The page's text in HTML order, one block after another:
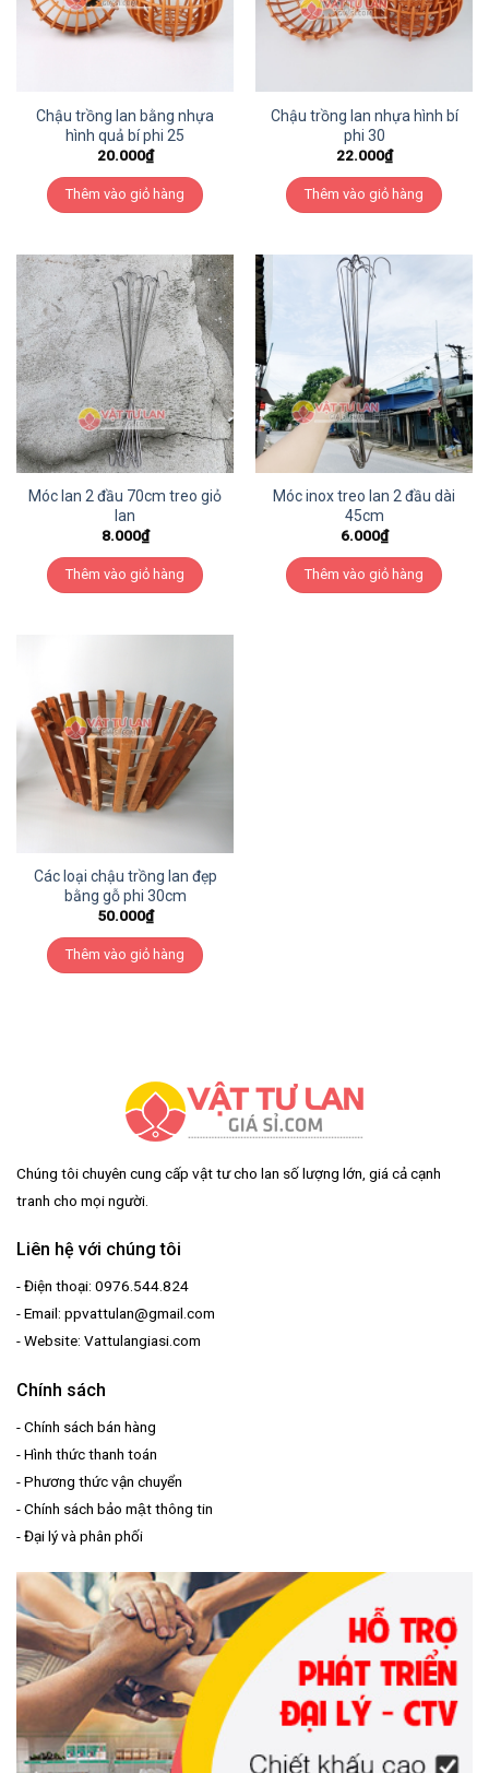
Chậu trồng lan bằng nhựa
hình quả bí phi 25
20.000₫
Thêm vào giỏ hàng
Chậu trồng lan nhựa hình bí
phi 30
22.000₫
Thêm vào giỏ hàng
Móc lan 2 đầu 70cm treo giỏ
lan
8.000₫
Thêm vào giỏ hàng
Móc inox treo lan 2 đầu dài
45cm
6.000₫
Thêm vào giỏ hàng
Các loại chậu trồng lan đẹp
bằng gỗ phi 30cm
50.000₫
Thêm vào giỏ hàng
Chúng tôi chuyên cung cấp vật tư cho lan số lượng lớn, giá cả cạnh
tranh cho mọi người.
Liên hệ với chúng tôi
- Điện thoại: 0976.544.824
- Email: ppvattulan@gmail.com
- Website: Vattulangiasi.com
Chính sách
-Chính sách bán hàng
-Hình thức thanh toán
-Phương thức vận chuyển
-Chính sách bảo mật thông tin
-Đại lý và phân phối